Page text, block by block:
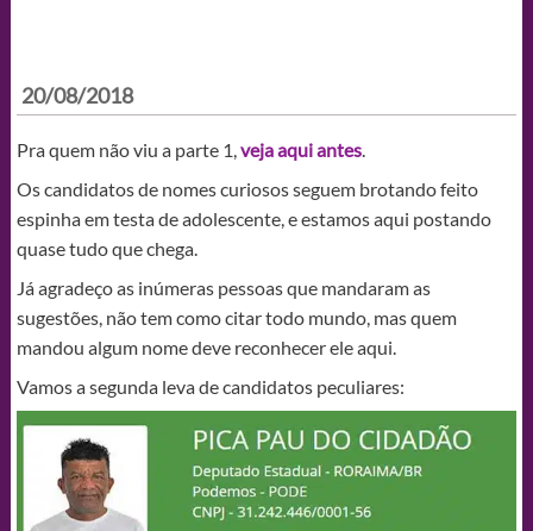
20/08/2018
Pra quem não viu a parte 1, veja aqui antes.
Os candidatos de nomes curiosos seguem brotando feito
espinha em testa de adolescente, e estamos aqui postando
quase tudo que chega.
Já agradeço as inúmeras pessoas que mandaram as
sugestões, não tem como citar todo mundo, mas quem
mandou algum nome deve reconhecer ele aqui.
Vamos a segunda leva de candidatos peculiares: